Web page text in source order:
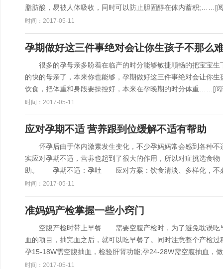
脂肪酸，易被人体吸收，同时可以防止胆固醇在体内蓄积;…… [
时间：2017-05-11
孕期做好这三件事绝对会让你生孩子不那么
很多的孕母亲多盼着在临产的时分能够敏捷顺畅的把宝宝生
的快的母亲了，本来你也能够，孕期做好这三件事绝对会
饮食，把体重和身段要操控好，本来在孕晚期的时分体重…… [
时间：2017-05-11
应对孕期不适 营养跟到位缓解不适有帮助
怀孕后由于体内激素发生变化，不少孕妈妈常会感到各种不
实应对孕期不适，营养也起到了很大的作用，所以对症挑选食
助。 孕期不适：孕吐 应对方案：饮食清淡、多样化，不
时间：2017-05-11
准妈妈产检掌握一些小窍门
空腹产检时带上早餐 需要空腹产检时，为了避免耽误吃早
血的项目，抽完血之后，就可以吃早餐了。同时注意整个产
孕15-18W需空腹抽血，检验肝肾功能;孕24-28W需空腹抽血
时间：2017-05-11